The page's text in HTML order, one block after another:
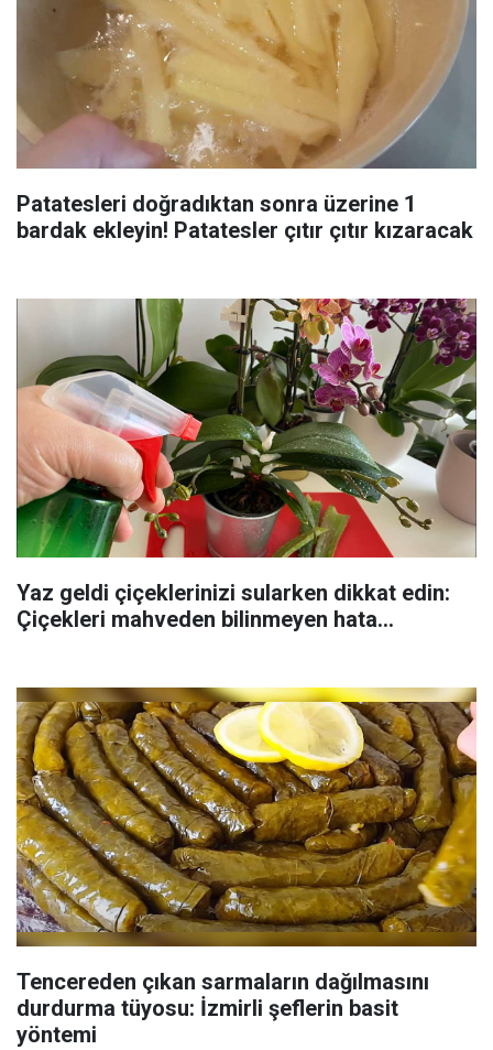
Patatesleri doğradıktan sonra üzerine 1
bardak ekleyin! Patatesler çıtır çıtır kızaracak
Yaz geldi çiçeklerinizi sularken dikkat edin:
Çiçekleri mahveden bilinmeyen hata...
Tencereden çıkan sarmaların dağılmasını
durdurma tüyosu: İzmirli şeflerin basit
yöntemi